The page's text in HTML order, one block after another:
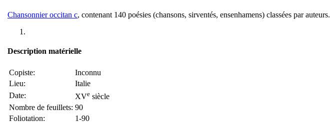
Chansonnier occitan c, contenant 140 poésies (chansons, sirventés, ensenhamens) classées par auteurs.
Description matérielle
Copiste:
Inconnu
Lieu:
Italie
Date:
XVe siècle
Nombre de feuillets: 90
Foliotation:
1-90